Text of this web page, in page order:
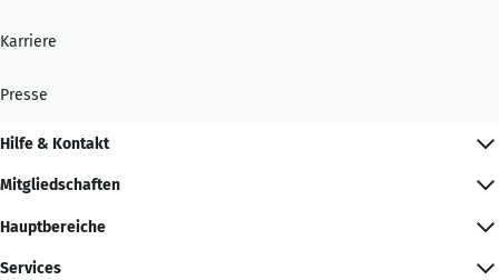
Karriere
Presse
Hilfe & Kontakt
Mitgliedschaften
Hauptbereiche
Services